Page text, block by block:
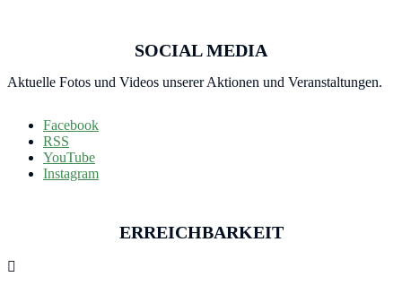
SOCIAL MEDIA
Aktuelle Fotos und Videos unserer Aktionen und Veranstaltungen.
Facebook
RSS
YouTube
Instagram
ERREICHBARKEIT
